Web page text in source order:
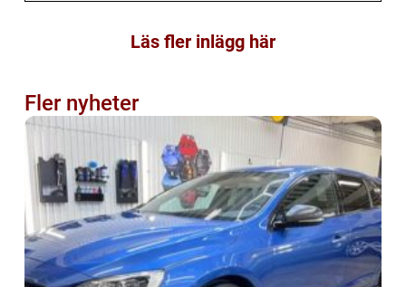
Läs fler inlägg här
Fler nyheter